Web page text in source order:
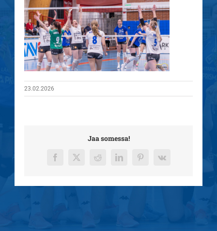
23.02.2026
Jaa somessa!
Facebook
X RedditLinkedInPinterest
Vk